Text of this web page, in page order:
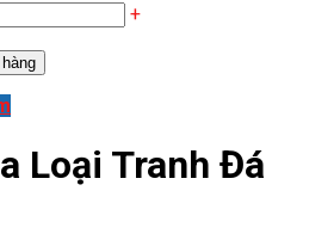
+
Loại Tranh Đá